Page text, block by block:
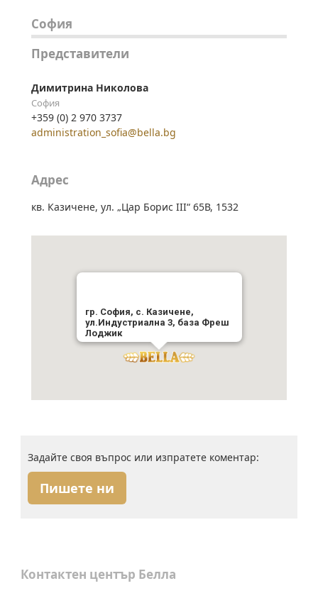
София
Представители
Димитрина Николова
София
+359 (0) 2 970 3737
administration_sofia@bella.bg
Aдрес
кв. Казичене, ул. „Цар Борис III“ 65В, 1532
гр. София, с. Казичене,
ул.Индустриална 3, база Фреш
Лоджик
Задайте своя въпрос или изпратете коментар:
Пишете ни
Контактен център Белла